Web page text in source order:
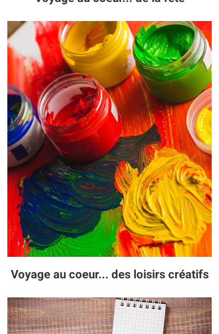
Voyage au coeur... des loisirs créatifs